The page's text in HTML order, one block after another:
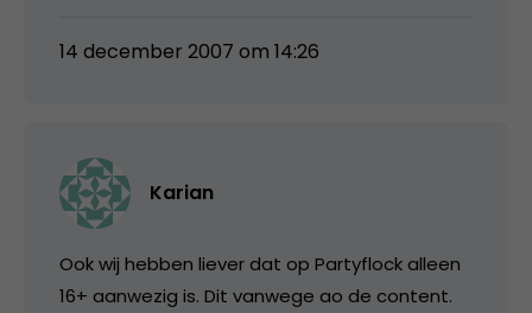
14 december 2007 om 14:26
Karian
Ook wij hebben liever dat op Partyflock alleen
16+ aanwezig is. Dit vanwege ao de content.